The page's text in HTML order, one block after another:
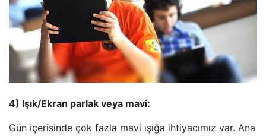
4) Işık/Ekran parlak veya mavi:
Gün içerisinde çok fazla mavi ışığa ihtiyacımız var. Ana